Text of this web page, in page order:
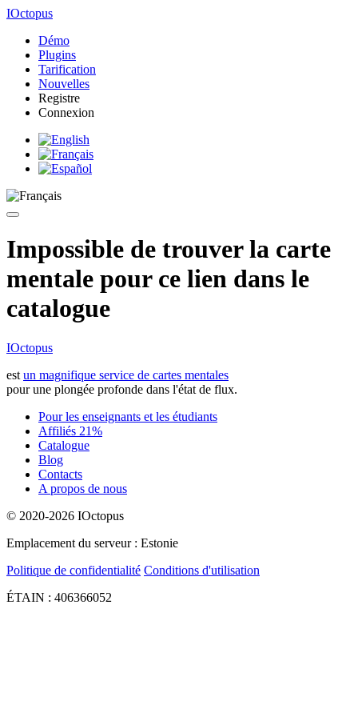
IOctopus
Démo
Plugins
Tarification
Nouvelles
Registre
Connexion
Impossible de trouver la carte
mentale pour ce lien dans le
catalogue
IOctopus
est un magnifique service de cartes mentales
pour une plongée profonde dans l'état de flux.
Pour les enseignants et les étudiants
Affiliés 21%
Catalogue
Blog
Contacts
A propos de nous
© 2020-2026 IOctopus
Emplacement du serveur : Estonie
Politique de confidentialité Conditions d'utilisation
ÉTAIN : 406366052